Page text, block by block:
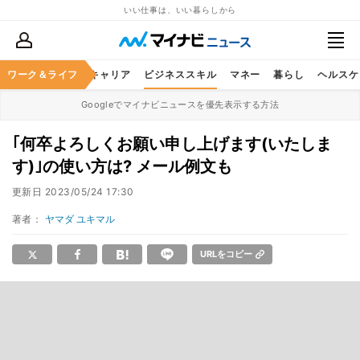
いい仕事は、いい暮らしから
ワーク＆ライフ キャリア ビジネススキル マネー 暮らし ヘルス
Googleでマイナビニュースを優先表示する方法
｢何卒よろしくお願い申し上げます(いたしま
す)｣の使い方は? メール例文も
更新日 2023/05/24 17:30
著者： ヤマダ ユキマル
URLをコピー